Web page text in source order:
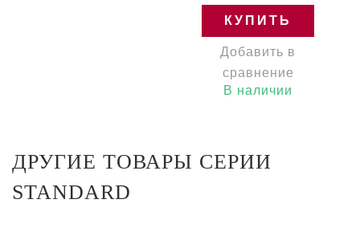
КУПИТЬ
Добавить в
сравнение
В наличии
ДРУГИЕ ТОВАРЫ СЕРИИ
STANDARD